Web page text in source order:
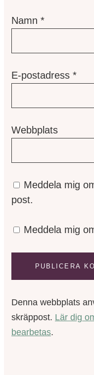
Namn *
E-postadress *
Webbplats
Meddela mig
post.
Meddela mig
Denna webbplats
skräppost. Lär dig
bearbetas.